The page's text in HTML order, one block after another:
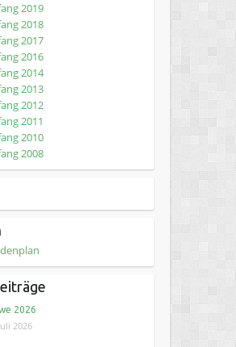
2019
2018
2017
2016
2014
2013
2012
2011
2010
2008
2026
2026